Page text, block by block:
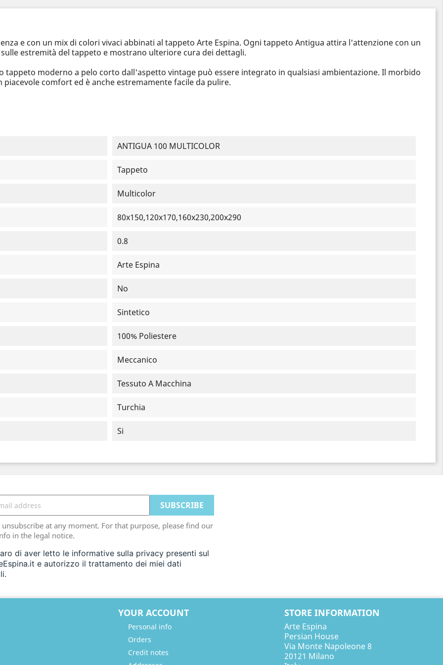
e con un mix di colori vivaci abbinati al tappeto Arte Espina. Ogni tappeto Antigua attira l'attenzione con un
estremità del tappeto e mostrano ulteriore cura dei dettagli.
tappeto moderno a pelo corto dall'aspetto vintage può essere integrato in qualsiasi ambientazione. Il morbido
comfort ed è anche estremamente facile da pulire.
ANTIGUA 100 MULTICOLOR
Tappeto
Multicolor
80x150,120x170,160x230,200x290
0.8
Arte Espina
No
Sintetico
100% Poliestere
Meccanico
Tessuto A Macchina
Turchia
Si
unsubscribe at any moment. For that purpose, please find our
in the legal notice.
di aver letto le informative sulla privacy presenti sul
e autorizzo il trattamento dei miei dati
YOUR ACCOUNT
Personal info
Orders
Credit notes
STORE INFORMATION
Arte Espina
Persian House
Via Monte Napoleone 8
20121 Milano